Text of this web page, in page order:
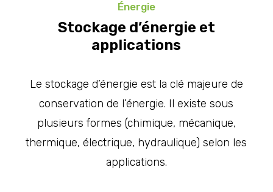
Énergie
Stockage d’énergie et
applications
Le stockage d’énergie est la clé majeure de
conservation de l’énergie. Il existe sous
plusieurs formes (chimique, mécanique,
thermique, électrique, hydraulique) selon les
applications.